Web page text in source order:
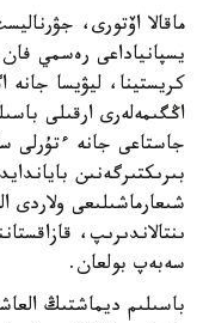
ماقالا اۆتورى،
يسپانياداعى رەسمي
كريستينا، ليۋيسا
اڭگىمەلەرى ارقىلى
جاستاعى جانە ءتۇرلى
بىرىكتىرگەنىن
شىعارماشىلىعى ولاردى
ىنتالاندىرىپ،
سەبەپ بولعان.
باسىلىم ديماشتىڭ